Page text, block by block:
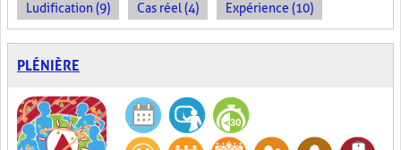
Ludification (9) Cas réel (4) Expérience (10)
PLÉNIÈRE